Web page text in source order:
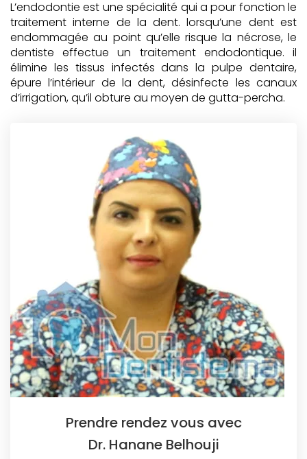
L’endodontie est une spécialité qui a pour fonction le
traitement interne de la dent. lorsqu’une dent est
endommagée au point qu’elle risque la nécrose, le
dentiste effectue un traitement endodontique. il
élimine les tissus infectés dans la pulpe dentaire,
épure l’intérieur de la dent, désinfecte les canaux
d’irrigation, qu’il obture au moyen de gutta-percha.
Prendre rendez vous avec
Dr. Hanane Belhouji